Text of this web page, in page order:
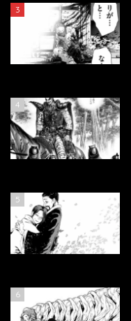
3
4
5
6